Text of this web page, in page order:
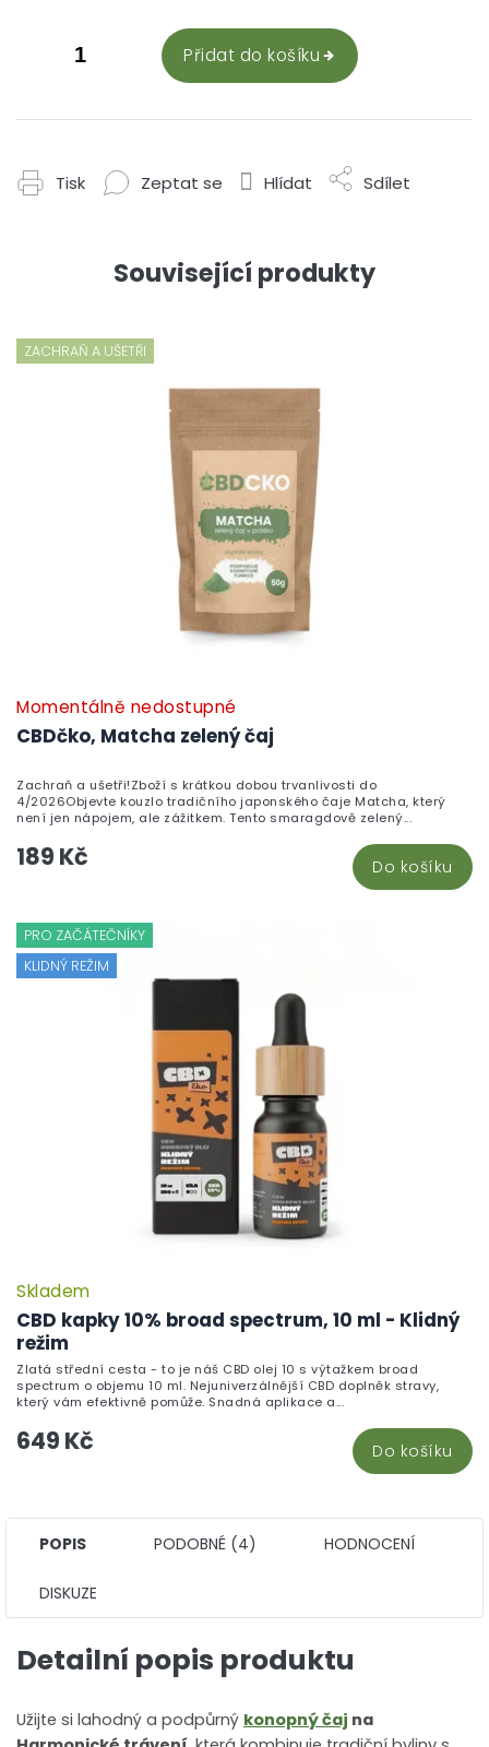
Přidat do košíku
Tisk Zeptat se Hlídat Sdílet
Související produkty
ZACHRAŇ A UŠETŘI
CBDčko, Matcha zelený čaj
Momentálně nedostupné
189 Kč Do košíku
Zachraň a ušetři!Zboží s krátkou dobou trvanlivosti do
4/2026Objevte kouzlo tradičního japonského čaje Matcha, který
není jen nápojem, ale zážitkem. Tento smaragdově zelený...
PRO ZAČÁTEČNÍKY
KLIDNÝ REŽIM
CBD kapky 10% broad spectrum, 10 ml - Klidný
režim
Skladem
649 Kč Do košíku
Zlatá střední cesta - to je náš CBD olej 10 s výtažkem broad
spectrum o objemu 10 ml. Nejuniverzálnější CBD doplněk stravy,
který vám efektivně pomůže. Snadná aplikace a...
POPIS PODOBNÉ (4) HODNOCENÍ
DISKUZE
Detailní popis produktu
Užijte si lahodný a podpůrný konopný čaj na